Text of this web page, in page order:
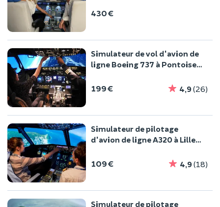
430 €
Simulateur de vol d'avion de
ligne Boeing 737 à Pontoise
199 € 4,9(26)
Simulateur de pilotage
d'avion de ligne A320 à Lille
109 € 4,9(18)
Simulateur de pilotage